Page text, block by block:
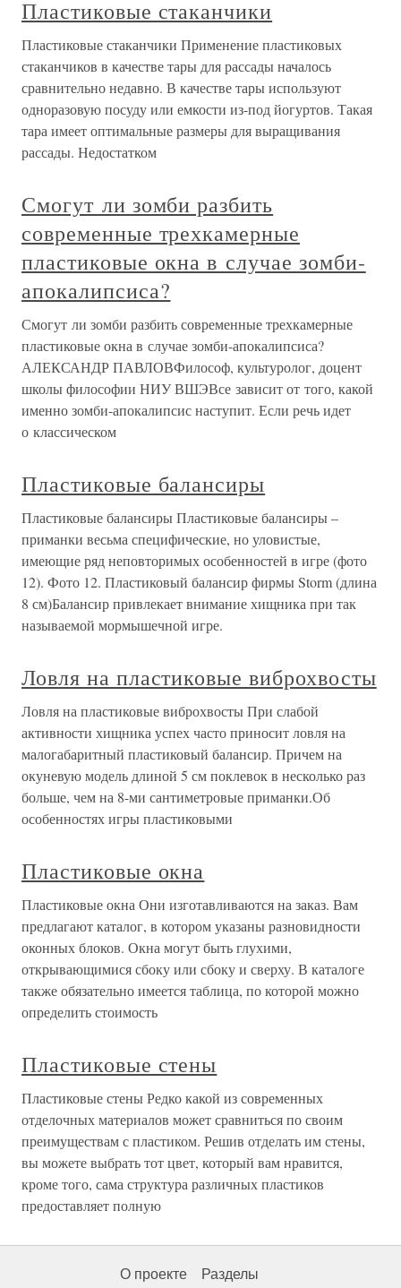
Пластиковые стаканчики
Пластиковые стаканчики Применение пластиковых
стаканчиков в качестве тары для рассады началось
сравнительно недавно. В качестве тары используют
одноразовую посуду или емкости из-под йогуртов. Такая
тара имеет оптимальные размеры для выращивания
рассады. Недостатком
Смогут ли зомби разбить
современные трехкамерные
пластиковые окна в случае зомби-
апокалипсиса?
Смогут ли зомби разбить современные трехкамерные
пластиковые окна в случае зомби-апокалипсиса?
АЛЕКСАНДР ПАВЛОВФилософ, культуролог, доцент
школы философии НИУ ВШЭВсе зависит от того, какой
именно зомби-апокалипсис наступит. Если речь идет
о классическом
Пластиковые балансиры
Пластиковые балансиры Пластиковые балансиры –
приманки весьма специфические, но уловистые,
имеющие ряд неповторимых особенностей в игре (фото
12). Фото 12. Пластиковый балансир фирмы Storm (длина
8 см)Балансир привлекает внимание хищника при так
называемой мормышечной игре.
Ловля на пластиковые виброхвосты
Ловля на пластиковые виброхвосты При слабой
активности хищника успех часто приносит ловля на
малогабаритный пластиковый балансир. Причем на
окуневую модель длиной 5 см поклевок в несколько раз
больше, чем на 8-ми сантиметровые приманки.Об
особенностях игры пластиковыми
Пластиковые окна
Пластиковые окна Они изготавливаются на заказ. Вам
предлагают каталог, в котором указаны разновидности
оконных блоков. Окна могут быть глухими,
открывающимися сбоку или сбоку и сверху. В каталоге
также обязательно имеется таблица, по которой можно
определить стоимость
Пластиковые стены
Пластиковые стены Редко какой из современных
отделочных материалов может сравниться по своим
преимуществам с пластиком. Решив отделать им стены,
вы можете выбрать тот цвет, который вам нравится,
кроме того, сама структура различных пластиков
предоставляет полную
О проекте Разделы